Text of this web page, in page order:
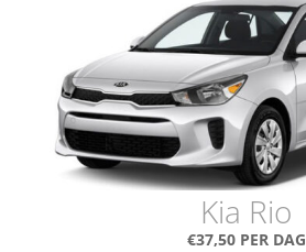
Kia Rio
€37,50 PER DAG